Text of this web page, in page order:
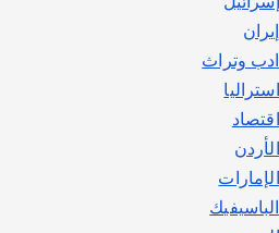
إيران
ادب وتراث
استراليا
اقتصاد
الأردن
الإمارات
الباسيفيك